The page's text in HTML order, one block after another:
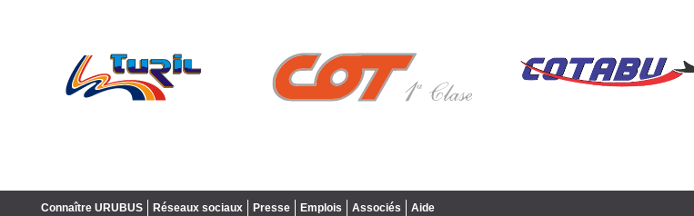
Connaître URUBUS Réseaux sociaux Presse Emplois Associés Aide